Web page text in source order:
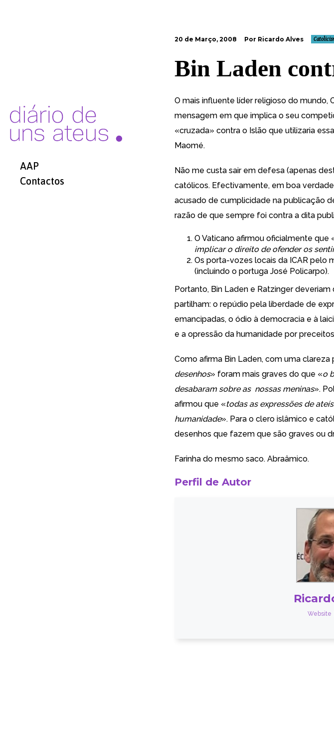
AAP
Contactos
20 de Março, 2008 Por Ricardo Alves
Bin Laden
O mais influente líder religioso do mundo,
mensagem em que implica o seu
«cruzada» contra o Islão que utilizaria
Maomé.
Não me custa sair em defesa (apenas
católicos. Efectivamente, em boa
acusado de cumplicidade na publicação
razão de que sempre foi contra a dita
O Vaticano afirmou oficialmente que
implicar o direito de ofender os
Os porta-vozes locais da ICAR pelo
(incluindo o portuga José Policarpo).
Portanto, Bin Laden e Ratzinger
partilham: o repúdio pela liberdade de
emancipadas, o ódio à democracia e à
e a opressão da humanidade por
Como afirma Bin Laden, com uma clareza
desenhos» foram mais graves do que «o
desabaram sobre as nossas meninas».
afirmou que «todas as expressões de
humanidade». Para o clero islâmico e
desenhos que fazem que são graves ou
Farinha do mesmo saco. Abraâmico.
Perfil de Autor
Website